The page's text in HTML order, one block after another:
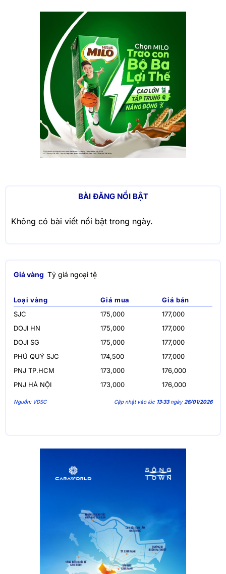
BÀI ĐĂNG NỔI BẬT
Không có bài viết nổi bật trong ngày.
Giá vàng Tỷ giá ngoại tệ
Loại vàng Giá mua
Giá bán
SJC
175,000
177,000
DOJI HN
175,000
177,000
DOJI SG
175,000
177,000
PHÚ QUÝ SJC
174,500
177,000
PNJ TP.HCM
173,000
176,000
PNJ HÀ NỘI
173,000 176,000
Nguồn: VDSC Cập nhật vào lúc 13:33ngày 26/01/2026